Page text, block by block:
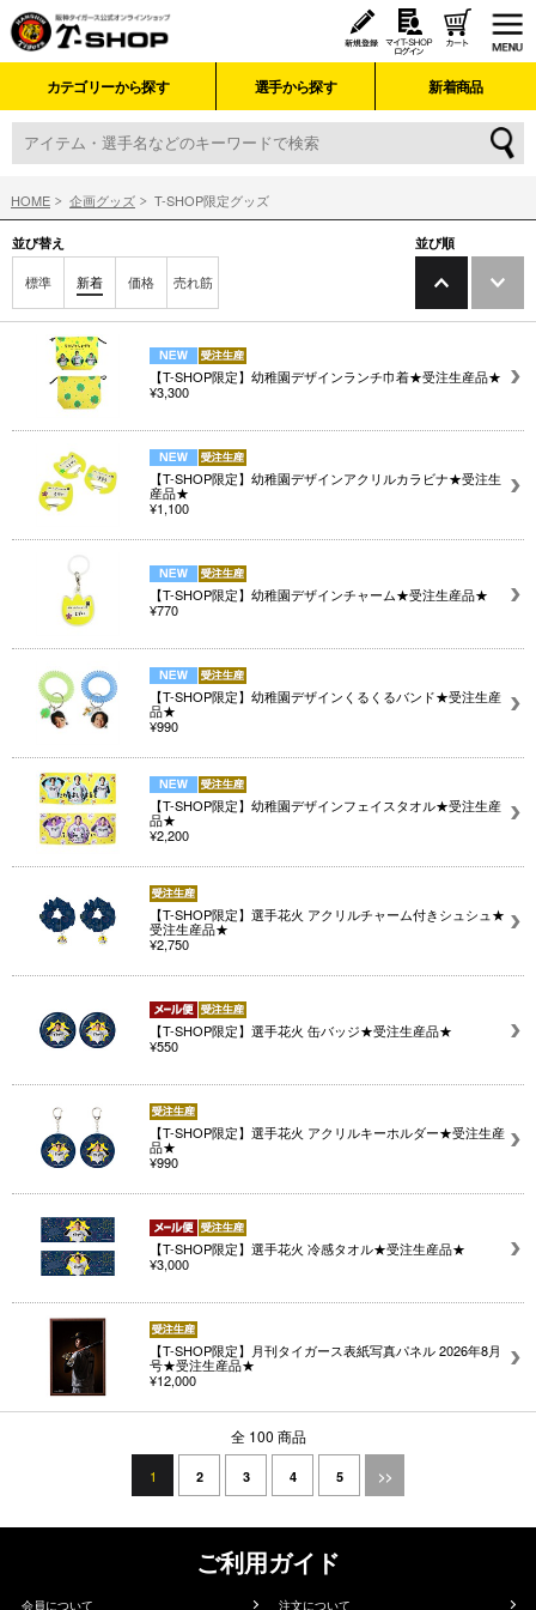
カテゴリーから探す 選手から探す 新着商品
HOME 企画グッズ T-SHOP限定グッズ
並び替え
標準 新着 価格 売れ筋
並び順
【T-SHOP限定】幼稚園デザインランチ巾着★受注生産品★
¥3,300
【T-SHOP限定】幼稚園デザインアクリルカラビナ★受注生
産品★
¥1,100
【T-SHOP限定】幼稚園デザインチャーム★受注生産品★
¥770
【T-SHOP限定】幼稚園デザインくるくるバンド★受注生産
品★
¥990
【T-SHOP限定】幼稚園デザインフェイスタオル★受注生産
品★
¥2,200
【T-SHOP限定】選手花火 アクリルチャーム付きシュシュ★
受注生産品★
¥2,750
【T-SHOP限定】選手花火 缶バッジ★受注生産品★
¥550
【T-SHOP限定】選手花火 アクリルキーホルダー★受注生産
品★
¥990
【T-SHOP限定】選手花火 冷感タオル★受注生産品★
¥3,000
【T-SHOP限定】月刊タイガース表紙写真パネル 2026年8月
号★受注生産品★
¥12,000
全 100 商品
1 2 3 4 5 >>
ご利用ガイド
会員について 注文について